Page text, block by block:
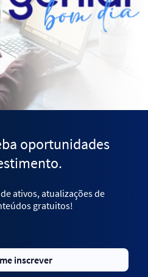
oportunidades
ativos, atualizações de
gratuitos!
inscrever